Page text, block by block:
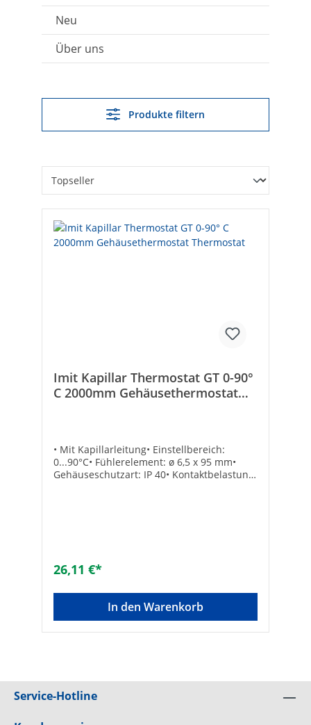
Neu
Über uns
Produkte filtern
Imit Kapillar Thermostat GT 0-90°
C 2000mm Gehäusethermostat
• Mit Kapillarleitung• Einstellbereich:
0...90°C• Fühlerelement: ø 6,5 x 95 mm•
Gehäuseschutzart: IP 40• Kontaktbelastung
26,11 €*
In den Warenkorb
Service-Hotline